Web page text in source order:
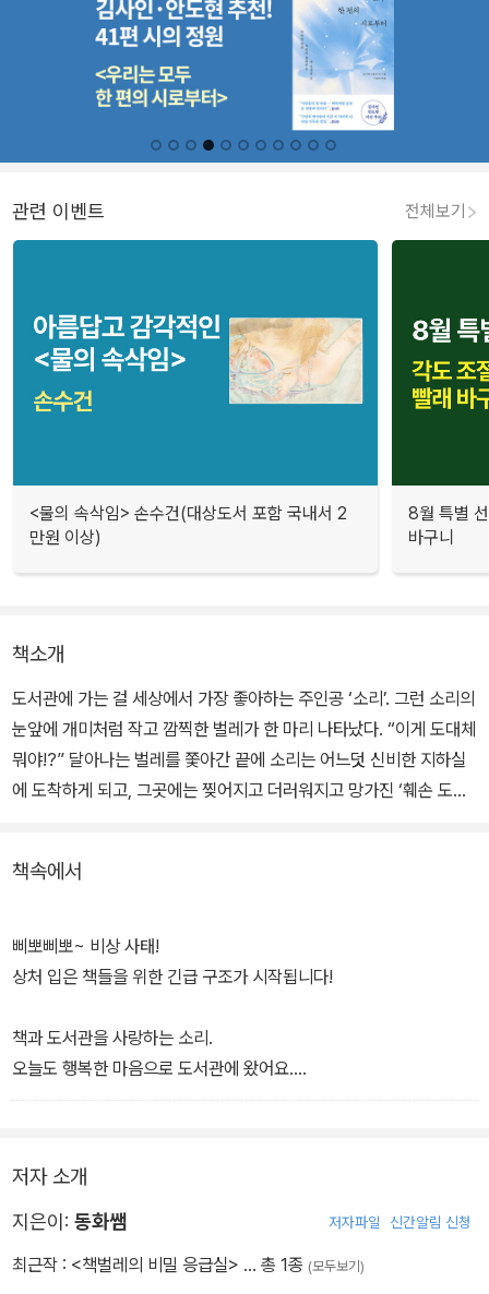
관련 이벤트 전체보기
<물의 속삭임> 손수건(대상도서 포함 국내서 2
만원 이상)
8월 특별
바구니
책소개
도서관에 가는 걸 세상에서 가장 좋아하는 주인공 ‘소리’. 그런 소리의
눈앞에 개미처럼 작고 깜찍한 벌레가 한 마리 나타났다. “이게 도대체
뭐야!?” 달아나는 벌레를 쫓아간 끝에 소리는 어느덧 신비한 지하실
에 도착하게 되고, 그곳에는 찢어지고 더러워지고 망가진 ‘훼손 도
그리고 마침내 정체를 드러낸 것은 바로 책들의 친구 ‘책벌레’. “소리
처를 입은 책들을 비밀 응급실로 옮기게 되는데…. 대체 책벌레들은
비밀 응급실에서 어떤 일을 하는 걸까? 망가지고 버려진 책들은 이제
책속에서
삐뽀삐뽀~ 비상 사태!
상처 입은 책들을 위한 긴급 구조가 시작됩니다!
책과 도서관을 사랑하는 소리.
오늘도 행복한 마음으로 도서관에 왔어요.
벌레를 쫓아 신비한 지하실에 도착한 소리.
그곳에는 상처 입은 책들이 가득했어요.
저자 소개
지은이: 동화쌤 저자파일 신간알림 신청
최근작 : <책벌레의 비밀 응급실> … 총 1종 (모두보기)